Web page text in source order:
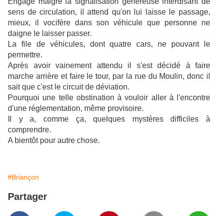
sens de circulation, il attend qu'on lui laisse le passage,
mieux, il vocifère dans son véhicule que personne ne
daigne le laisser passer.
La file de véhicules, dont quatre cars, ne pouvant le
permettre.
Après avoir vainement attendu il s'est décidé à faire
marche arrière et faire le tour, par la rue du Moulin, donc il
sait que c'est le circuit de déviation.
Pourquoi une telle obstination à vouloir aller à l'encontre
d'une réglementation, même provisoire.
Il y a, comme ça, quelques mystères difficiles à
comprendre.
A bientôt pour autre chose.
#Briançon
Partager